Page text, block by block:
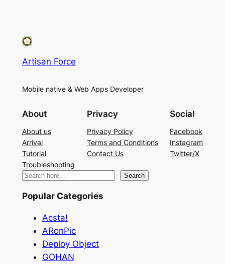
Artisan Force
Mobile native & Web Apps Developer
About
About us
Arrival
Tutorial
Troubleshooting
Privacy
Privacy Policy
Terms and Conditions
Contact Us
Social
Facebook
Instagram
Twitter/X
検
Search
Popular Categories
Acsta!
ARonPic
Deploy Object
GOHAN